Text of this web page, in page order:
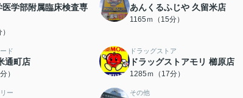
医学部附属臨床検査専
あんくるふじや 久留米店
1165ｍ（15分）
ド
通町店
）
ドラッグストア
ドラッグストアモリ 櫛原店
1285ｍ（17分）
ー その他